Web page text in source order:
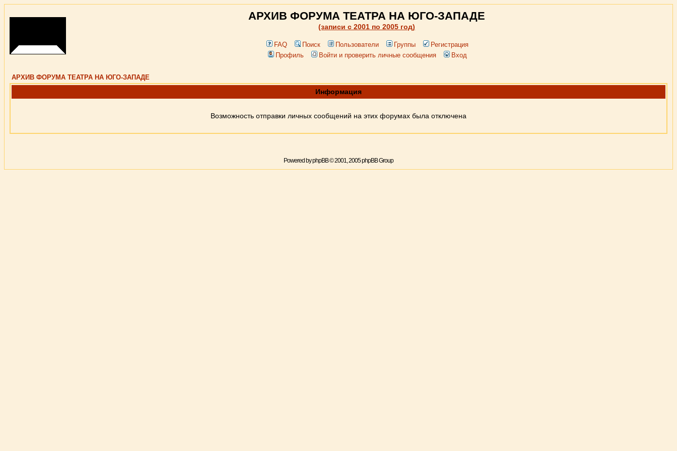
АРХИВ ФОРУМА ТЕАТРА НА ЮГО-ЗАПАДЕ
(записи c 2001 по 2005 год)
FAQ Поиск Пользователи Группы
Регистрация
Профиль
Войти и проверить личные сообщения Вход
АРХИВ ФОРУМА ТЕАТРА НА ЮГО-ЗАПАДЕ
Информация
Возможность отправки личных сообщений на этих форумах была отключена
Powered byphpBB© 2001, 2005 phpBB Group